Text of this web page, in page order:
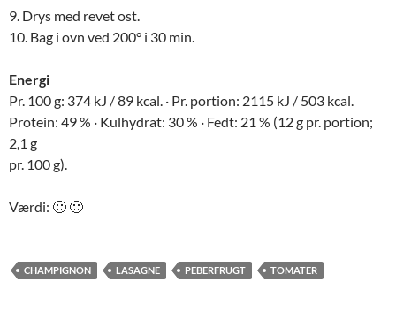
9. Drys med revet ost.
10. Bag i ovn ved 200° i 30 min.
Energi
Pr. 100 g: 374 kJ / 89 kcal. · Pr. portion: 2115 kJ / 503 kcal.
Protein: 49 % · Kulhydrat: 30 % · Fedt: 21 % (12 g pr. portion;
2,1 g
pr. 100 g).
Værdi: 🙂 🙂
CHAMPIGNON LASAGNE PEBERFRUGT TOMATER